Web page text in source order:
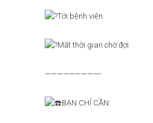
Tới bệnh viện
Mất thời gian chờ đợi
—————————-
BẠN CHỈ CẦN: